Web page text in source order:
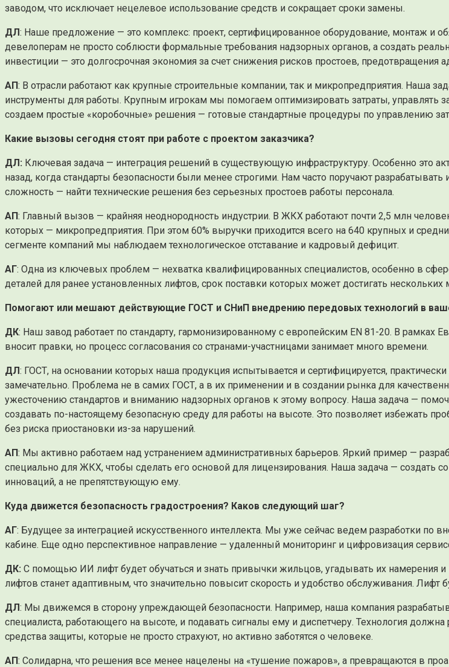
заводом, что исключает нецелевое использование средств и сокращает сроки замены.
ДЛ: Наше предложение — это комплекс: проект, сертифицированное оборудование, монтаж и
девелоперам не просто соблюсти формальные требования надзорных органов, а создать
инвестиции — это долгосрочная экономия за счет снижения рисков простоев,
АП: В отрасли работают как крупные строительные компании, так и микропредприятия. Наша
инструменты для работы. Крупным игрокам мы помогаем оптимизировать затраты, управлять
создаем простые «коробочные» решения — готовые стандартные процедуры по управлению
Какие вызовы сегодня стоят при работе с проектом заказчика?
ДЛ: Ключевая задача — интеграция решений в существующую инфраструктуру. Особенно это
назад, когда стандарты безопасности были менее строгими. Нам часто поручают
сложность — найти технические решения без серьезных простоев работы персонала.
АП: Главный вызов — крайняя неоднородность индустрии. В ЖКХ работают почти 2,5 млн
которых — микропредприятия. При этом 60% выручки приходится всего на 640 крупных и
сегменте компаний мы наблюдаем технологическое отставание и кадровый дефицит.
АГ: Одна из ключевых проблем — нехватка квалифицированных специалистов, особенно в
деталей для ранее установленных лифтов, срок поставки которых может достигать нескольких
Помогают или мешают действующие ГОСТ и СНиП внедрению передовых технологий в
ДК: Наш завод работает по стандарту, гармонизированному с европейским EN 81-20. В рамках
вносит правки, но процесс согласования со странами-участницами занимает много времени.
ДЛ: ГОСТ, на основании которых наша продукция испытывается и сертифицируется,
замечательно. Проблема не в самих ГОСТ, а в их применении и в создании рынка для
ужесточению стандартов и вниманию надзорных органов к этому вопросу. Наша задача —
создавать по-настоящему безопасную среду для работы на высоте. Это позволяет избежать
без риска приостановки из-за нарушений.
АП: Мы активно работаем над устранением административных барьеров. Яркий пример —
специально для ЖКХ, чтобы сделать его основой для лицензирования. Наша задача —
инноваций, а не препятствующую ему.
Куда движется безопасность градостроения? Каков следующий шаг?
АГ: Будущее за интеграцией искусственного интеллекта. Мы уже сейчас ведем разработки
кабине. Еще одно перспективное направление — удаленный мониторинг и цифровизация
ДК: С помощью ИИ лифт будет обучаться и знать привычки жильцов, угадывать их намерения
лифтов станет адаптивным, что значительно повысит скорость и удобство обслуживания. Лифт
ДЛ: Мы движемся в сторону упреждающей безопасности. Например, наша компания
специалиста, работающего на высоте, и подавать сигналы ему и диспетчеру. Технология
средства защиты, которые не просто страхуют, но активно заботятся о человеке.
АП: Солидарна, что решения все менее нацелены на «тушение пожаров», а превращаются в